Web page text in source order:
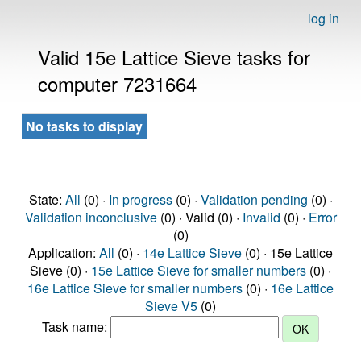
log in
Valid 15e Lattice Sieve tasks for
computer 7231664
No tasks to display
State: All (0) · In progress(0) · Validation pending (0) ·
Validation inconclusive(0) · Valid (0) · Invalid (0) · Error
(0)
Application: All (0) · 14e Lattice Sieve (0) · 15e Lattice
Sieve (0) · 15e Lattice Sieve for smaller numbers (0) ·
16e Lattice Sieve for smaller numbers (0) · 16e Lattice
Sieve V5 (0)
Task name: